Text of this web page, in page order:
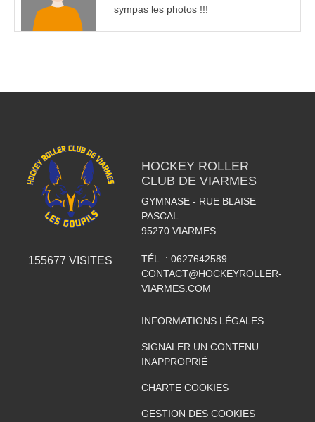
sympas les photos !!!
155677 VISITES
HOCKEY ROLLER
CLUB DE VIARMES
GYMNASE - RUE BLAISE
PASCAL
95270 VIARMES
TÉL. : 0627642589
CONTACT@HOCKEYROLLER-
VIARMES.COM
INFORMATIONS LÉGALES
SIGNALER UN CONTENU
INAPPROPRIÉ
CHARTE COOKIES
GESTION DES COOKIES